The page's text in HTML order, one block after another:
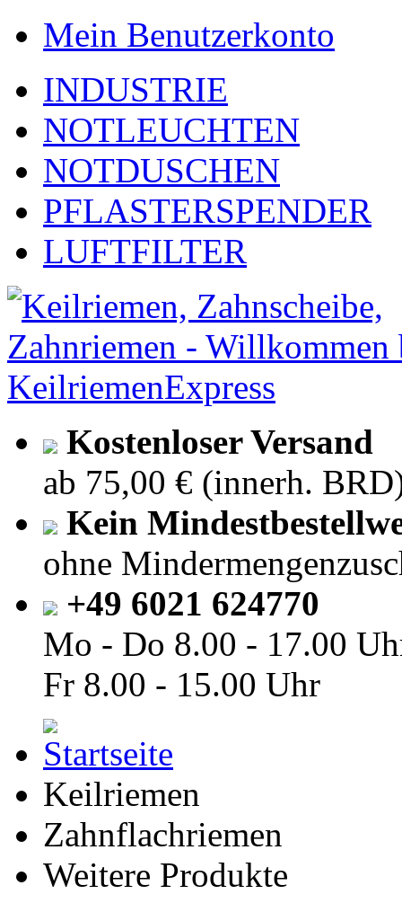
Mein Benutzerkonto
INDUSTRIE
NOTLEUCHTEN
NOTDUSCHEN
PFLASTERSPENDER
LUFTFILTER
Kostenloser Versand
ab 75,00 € (innerh.
Kein
ohne
+49 6021 624770
Mo - Do 8.00 - 17.00
Fr 8.00 - 15.00 Uhr
Keilriemen
Zahnflachriemen
Weitere Produkte